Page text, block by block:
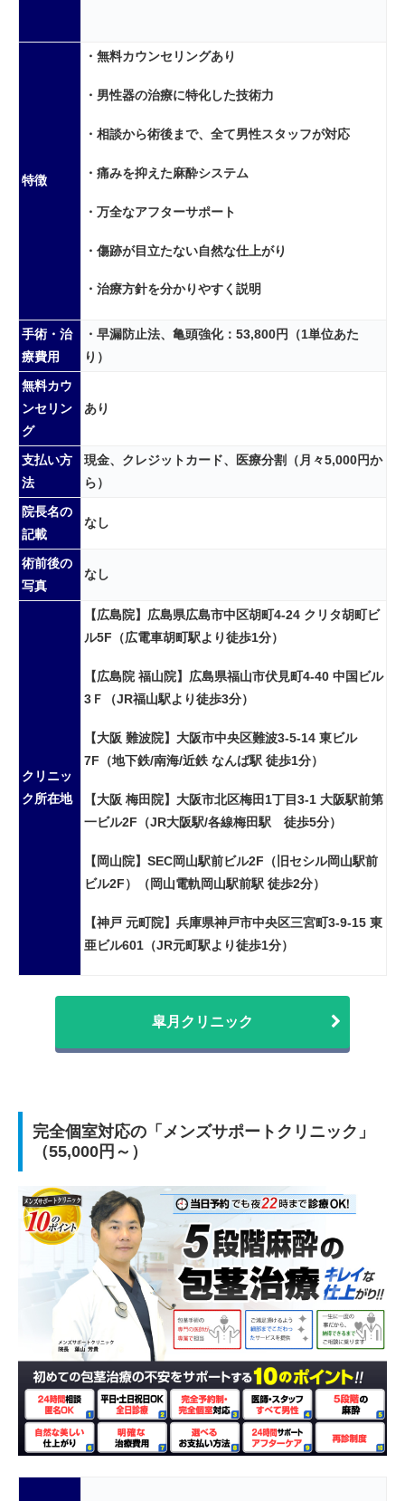
特徴
・無料カウンセリングあり
・男性器の治療に特化した技術力
・相談から術後まで、全て男性スタッフが対応
・痛みを抑えた麻酔システム
・万全なアフターサポート
・傷跡が目立たない自然な仕上がり
・治療方針を分かりやすく説明
手術・治
療費用
・早漏防止法、亀頭強化：53,800円（1単位あた
り）
無料カウ
ンセリン
グ
あり
支払い方
法
現金、クレジットカード、医療分割（月々5,000円か
ら）
院長名の
記載
なし
術前後の
写真
なし
クリニッ
ク所在地
【広島院】広島県広島市中区胡町4-24 クリタ胡町ビ
ル5F（広電車胡町駅より徒歩1分）
【広島院 福山院】広島県福山市伏見町4-40 中国ビル
3Ｆ（JR福山駅より徒歩3分）
【大阪 難波院】大阪市中央区難波3-5-14 東ビル
7F（地下鉄/南海/近鉄 なんば駅 徒歩1分）
【大阪 梅田院】大阪市北区梅田1丁目3-1 大阪駅前第
一ビル2F（JR大阪駅/各線梅田駅 徒歩5分）
【岡山院】SEC岡山駅前ビル2F（旧セシル岡山駅前
ビル2F）（岡山電軌岡山駅前駅 徒歩2分）
【神戸 元町院】兵庫県神戸市中央区三宮町3-9-15 東
亜ビル601（JR元町駅より徒歩1分）
皐月クリニック
完全個室対応の「メンズサポートクリニック」
（55,000円～）